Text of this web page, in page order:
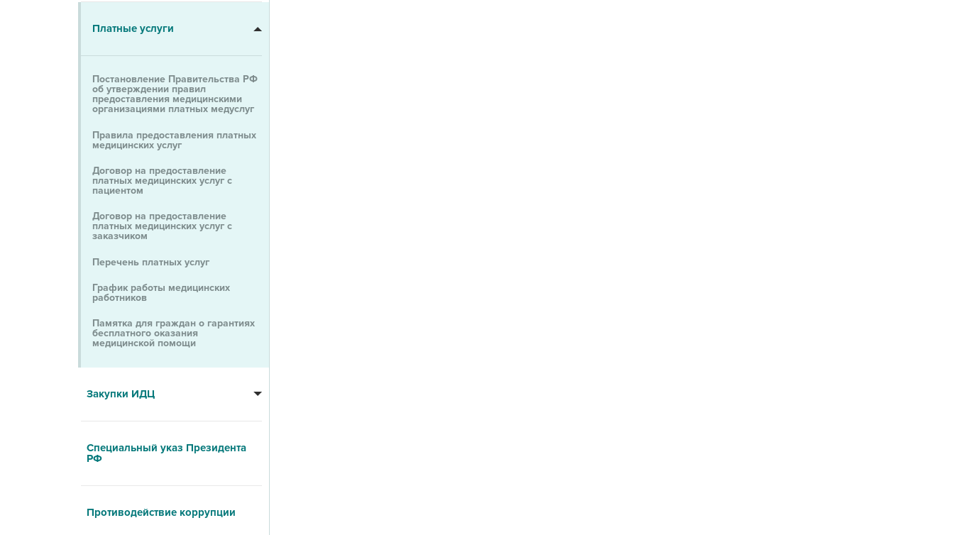
Платные услуги
Постановление Правительства РФ
об утверждении правил
предоставления медицинскими
организациями платных медуслуг
Правила предоставления платных
медицинских услуг
Договор на предоставление
платных медицинских услуг c
пациентом
Договор на предоставление
платных медицинских услуг c
заказчиком
Перечень платных услуг
График работы медицинских
работников
Памятка для граждан о гарантиях
бесплатного оказания
медицинской помощи
Закупки ИДЦ
Специальный указ Президента
РФ
Противодействие коррупции